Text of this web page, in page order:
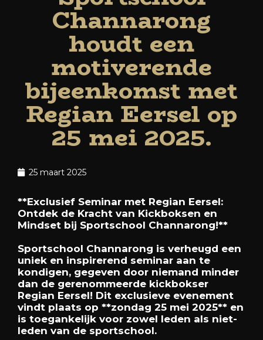
Channarong
houdt een
motiverende
bijeenkomst met
Regian Eersel op
25 mei 2025.
25 maart 2025
**Exclusief Seminar met Regian Eersel:
Ontdek de Kracht van Kickboksen en
Mindset bij Sportschool Channarong!**
Sportschool Channarong is verheugd een
uniek en inspirerend seminar aan te
kondigen, gegeven door niemand minder
dan de gerenommeerde kickbokser
Regian Eersel! Dit exclusieve evenement
vindt plaats op **zondag 25 mei 2025** en
is toegankelijk voor zowel leden als niet-
leden van de sportschool.